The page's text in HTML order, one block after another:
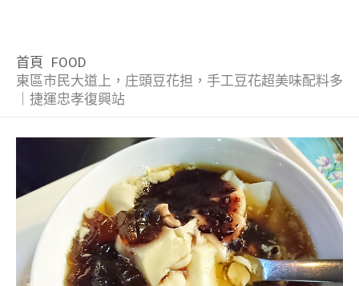
首頁 FOOD
東區市民大道上，庄頭豆花担，手工豆花超美味配料多
｜捷運忠孝復興站